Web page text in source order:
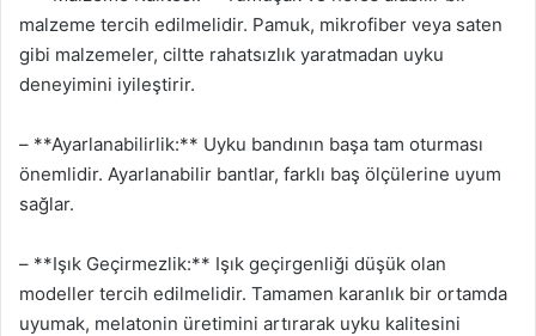
malzeme tercih edilmelidir. Pamuk, mikrofiber veya saten
gibi malzemeler, ciltte rahatsızlık yaratmadan uyku
deneyimini iyileştirir.
– **Ayarlanabilirlik:** Uyku bandının başa tam oturması
önemlidir. Ayarlanabilir bantlar, farklı baş ölçülerine uyum
sağlar.
– **Işık Geçirmezlik:** Işık geçirgenliği düşük olan
modeller tercih edilmelidir. Tamamen karanlık bir ortamda
uyumak, melatonin üretimini artırarak uyku kalitesini